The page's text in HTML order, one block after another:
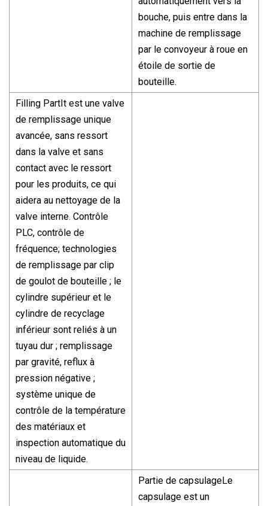
bouche, puis entre dans la
machine de remplissage
par le convoyeur à roue en
étoile de sortie de
bouteille.
Filling PartIt est une valve
de remplissage unique
avancée, sans ressort
dans la valve et sans
contact avec le ressort
pour les produits, ce qui
aidera au nettoyage de la
valve interne. Contrôle
PLC, contrôle de
fréquence; technologies
de remplissage par clip
de goulot de bouteille ; le
cylindre supérieur et le
cylindre de recyclage
inférieur sont reliés à un
tuyau dur ; remplissage
par gravité, reflux à
pression négative ;
système unique de
contrôle de la température
des matériaux et
inspection automatique du
niveau de liquide.
Partie de capsulageLe
capsulage est un